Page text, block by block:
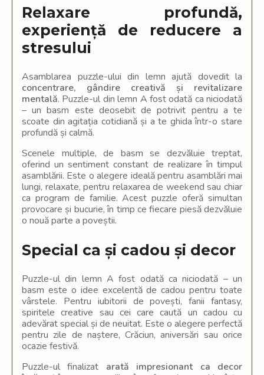
Relaxare profundă,
experiență de reducere a
stresului
Asamblarea puzzle-ului din lemn ajută dovedit la
concentrare, gândire creativă și revitalizare
mentală. Puzzle-ul din lemn A fost odată ca niciodată
– un basm este deosebit de potrivit pentru a te
scoate din agitația cotidiană și a te ghida într-o stare
profundă și calmă.
Scenele multiple, de basm se dezvăluie treptat,
oferind un sentiment constant de realizare în timpul
asamblării. Este o alegere ideală pentru asamblări mai
lungi, relaxate, pentru relaxarea de weekend sau chiar
ca program de familie. Acest puzzle oferă simultan
provocare și bucurie, în timp ce fiecare piesă dezvăluie
o nouă parte a poveștii.
Special ca și cadou și decor
Puzzle-ul din lemn A fost odată ca niciodată – un
basm este o idee excelentă de cadou pentru toate
vârstele. Pentru iubitorii de povești, fanii fantasy,
spiritele creative sau cei care caută un cadou cu
adevărat special și de neuitat. Este o alegere perfectă
pentru zile de naștere, Crăciun, aniversări sau orice
ocazie festivă.
Puzzle-ul finalizat arată impresionant ca decor